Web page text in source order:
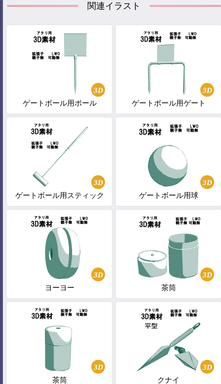
関連イラスト
3D
ゲートボール用ポール
3D
ゲートボール用ゲート
3D
ゲートボール用スティック
3D
ゲートボール用球
3D
ヨーヨー
3D
茶筒
3D
茶筒
3D
クナイ